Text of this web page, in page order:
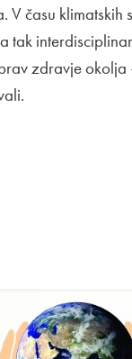
času klimatskih
zdravje